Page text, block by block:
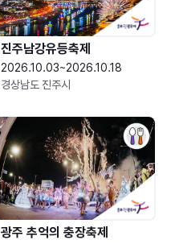
진주남강유등축제
2026.10.03~2026.10.18
경상남도 진주시
광주 추억의 충장축제